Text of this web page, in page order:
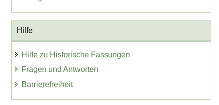
Hilfe
Hilfe zu Historische Fassungen
Fragen und Antworten
Barrierefreiheit